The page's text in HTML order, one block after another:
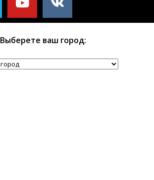
Выберете ваш город: